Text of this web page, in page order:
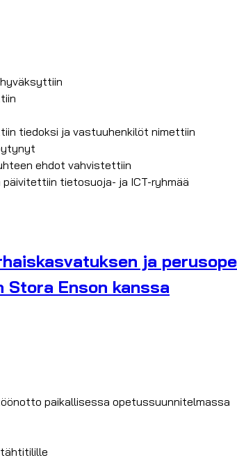
tiedoksi ja vastuuhenkilöt nimettiin
ehdot vahvistettiin
tietosuoja- ja ICT-ryhmää
ja
Enson kanssa
paikallisessa opetussuunnitelmassa